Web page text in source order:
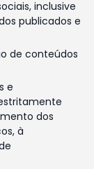
inclusive
publicados e
de conteúdos
e
dos
à